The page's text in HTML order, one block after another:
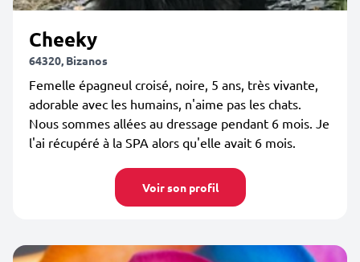
Cheeky
64320, Bizanos
Femelle épagneul croisé, noire, 5 ans, très vivante,
adorable avec les humains, n'aime pas les chats.
Nous sommes allées au dressage pendant 6 mois. Je
l'ai récupéré à la SPA alors qu'elle avait 6 mois.
Voir son profil